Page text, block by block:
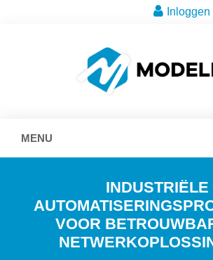
Inloggen
MENU
INDUSTRIËLE
VOOR